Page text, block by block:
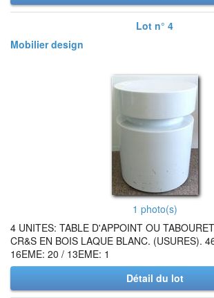
Lot n° 4
Mobilier design
1 photo(s)
4 UNITES: TABLE D'APPOINT OU
CR&S EN BOIS LAQUE BLANC. (USURES).
16EME: 20 / 13EME: 1
Détail du lot